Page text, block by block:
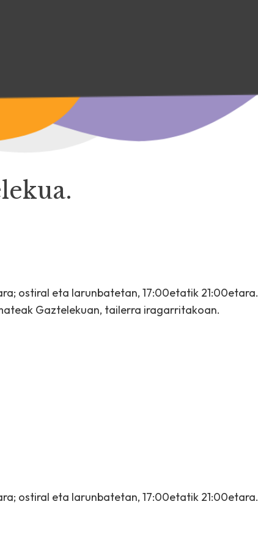
ostiral eta larunbatetan, 17:00etatik 21:00etara.
Gaztelekuan, tailerra iragarritakoan.
ostiral eta larunbatetan, 17:00etatik 21:00etara.